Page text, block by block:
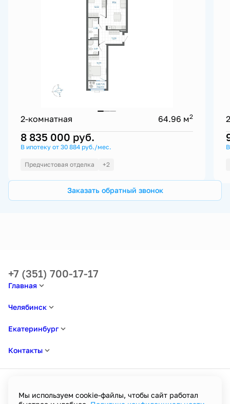
2-комнатная 64.96 м2
8 835 000 руб.
В ипотеку от 30 884 руб./мес.
Предчистовая отделка +2
Заказать обратный звонок
Главная
Челябинск
Екатеринбург
Контакты
+7 (351) 700-17-17
Мы используем cookie-файлы, чтобы сайт работал